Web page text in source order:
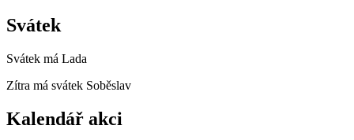
Svátek
Svátek má Lada
Zítra má svátek Soběslav
Kalendář akci